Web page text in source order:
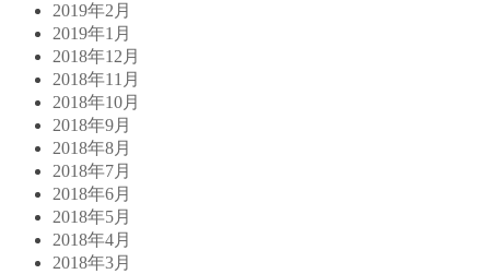
2019年2月
2019年1月
2018年12月
2018年11月
2018年10月
2018年9月
2018年8月
2018年7月
2018年6月
2018年5月
2018年4月
2018年3月